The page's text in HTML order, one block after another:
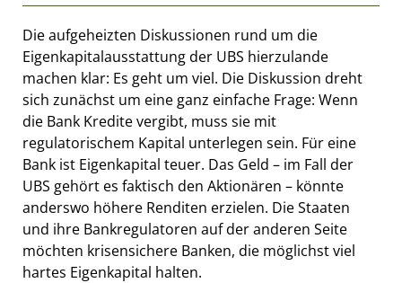
Die aufgeheizten Diskussionen rund um die
Eigenkapitalausstattung der UBS hierzulande
machen klar: Es geht um viel. Die Diskussion dreht
sich zunächst um eine ganz einfache Frage: Wenn
die Bank Kredite vergibt, muss sie mit
regulatorischem Kapital unterlegen sein. Für eine
Bank ist Eigenkapital teuer. Das Geld – im Fall der
UBS gehört es faktisch den Aktionären – könnte
anderswo höhere Renditen erzielen. Die Staaten
und ihre Bankregulatoren auf der anderen Seite
möchten krisensichere Banken, die möglichst viel
hartes Eigenkapital halten.